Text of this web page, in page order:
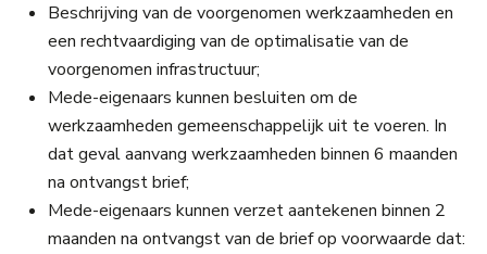
Beschrijving van de voorgenomen werkzaamheden en
een rechtvaardiging van de optimalisatie van de
voorgenomen infrastructuur;
Mede-eigenaars kunnen besluiten om de
werkzaamheden gemeenschappelijk uit te voeren. In
dat geval aanvang werkzaamheden binnen 6 maanden
na ontvangst brief;
Mede-eigenaars kunnen verzet aantekenen binnen 2
maanden na ontvangst van de brief op voorwaarde dat: